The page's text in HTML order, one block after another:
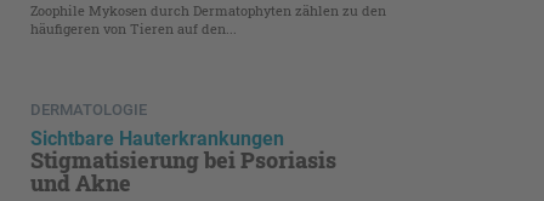
Zoophile Mykosen durch Dermatophyten zählen zu den
häufigeren von Tieren auf den...
DERMATOLOGIE
Sichtbare Hauterkrankungen
Stigmatisierung bei Psoriasis
und Akne